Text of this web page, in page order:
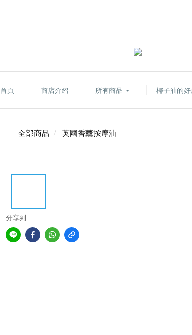
首頁 商店介紹 所有商品 椰子油的好
全部商品 英國香薰按摩油
分享到